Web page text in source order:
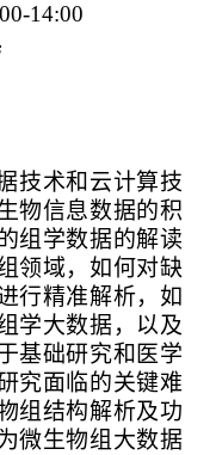
14:00
技术和云计算技
物信息数据的积
组学数据的解读
领域，如何对缺
行精准解析，如
学大数据，以及
基础研究和医学
究面临的关键难
组结构解析及功
微生物组大数据